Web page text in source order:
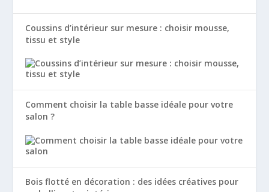
Coussins d’intérieur sur mesure : choisir mousse,
tissu et style
Comment choisir la table basse idéale pour votre
salon ?
Bois flotté en décoration : des idées créatives pour